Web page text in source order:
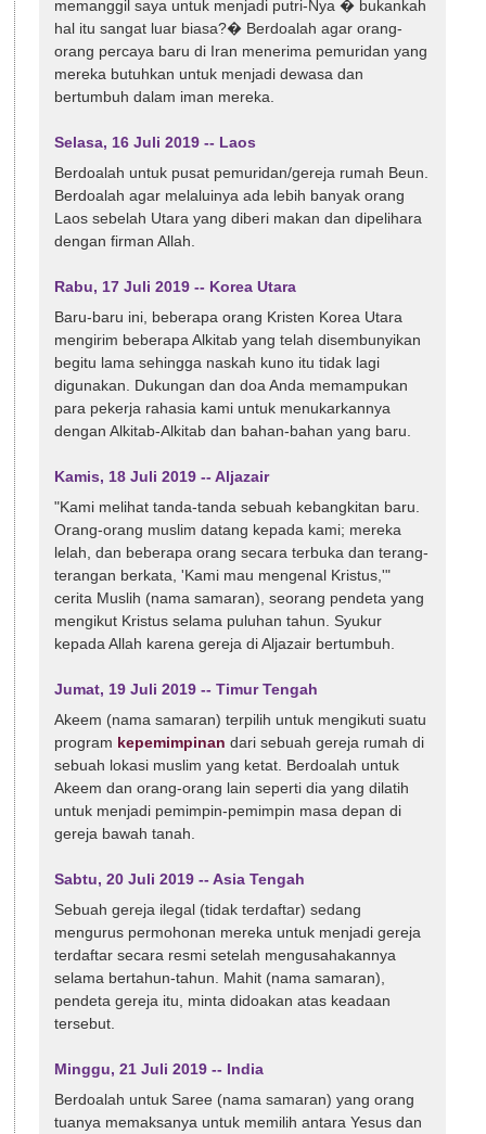
memanggil saya untuk menjadi putri-Nya � bukankah
hal itu sangat luar biasa?� Berdoalah agar orang-
orang percaya baru di Iran menerima pemuridan yang
mereka butuhkan untuk menjadi dewasa dan
bertumbuh dalam iman mereka.
Selasa, 16 Juli 2019 -- Laos
Berdoalah untuk pusat pemuridan/gereja rumah Beun.
Berdoalah agar melaluinya ada lebih banyak orang
Laos sebelah Utara yang diberi makan dan dipelihara
dengan firman Allah.
Rabu, 17 Juli 2019 -- Korea Utara
Baru-baru ini, beberapa orang Kristen Korea Utara
mengirim beberapa Alkitab yang telah disembunyikan
begitu lama sehingga naskah kuno itu tidak lagi
digunakan. Dukungan dan doa Anda memampukan
para pekerja rahasia kami untuk menukarkannya
dengan Alkitab-Alkitab dan bahan-bahan yang baru.
Kamis, 18 Juli 2019 -- Aljazair
"Kami melihat tanda-tanda sebuah kebangkitan baru.
Orang-orang muslim datang kepada kami; mereka
lelah, dan beberapa orang secara terbuka dan terang-
terangan berkata, 'Kami mau mengenal Kristus,'"
cerita Muslih (nama samaran), seorang pendeta yang
mengikut Kristus selama puluhan tahun. Syukur
kepada Allah karena gereja di Aljazair bertumbuh.
Jumat, 19 Juli 2019 -- Timur Tengah
Akeem (nama samaran) terpilih untuk mengikuti suatu
program kepemimpinan dari sebuah gereja rumah di
sebuah lokasi muslim yang ketat. Berdoalah untuk
Akeem dan orang-orang lain seperti dia yang dilatih
untuk menjadi pemimpin-pemimpin masa depan di
gereja bawah tanah.
Sabtu, 20 Juli 2019 -- Asia Tengah
Sebuah gereja ilegal (tidak terdaftar) sedang
mengurus permohonan mereka untuk menjadi gereja
terdaftar secara resmi setelah mengusahakannya
selama bertahun-tahun. Mahit (nama samaran),
pendeta gereja itu, minta didoakan atas keadaan
tersebut.
Minggu, 21 Juli 2019 -- India
Berdoalah untuk Saree (nama samaran) yang orang
tuanya memaksanya untuk memilih antara Yesus dan